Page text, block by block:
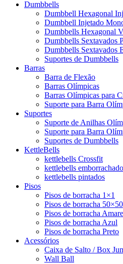
Dumbbells
Dumbbell Hexagonal
Dumbbell Injetado
Dumbbells Hexagonal
Dumbbells Sextavados
Dumbbells Sextavados
Suportes de Dumbbells
Barras
Barra de Flexão
Barras Olímpicas
Barras Olímpicas para
Suporte para Barra
Suportes
Suporte de Anilhas
Suporte para Barra
Suportes de Dumbbells
KettleBells
kettlebells Crossfit
kettlebells
kettlebells pintados
Pisos
Pisos de borracha 1×1
Pisos de borracha 50×50
Pisos de borracha
Pisos de borracha Azul
Pisos de borracha Preto
Acessórios
Caixa de Salto / Box
Wall Ball